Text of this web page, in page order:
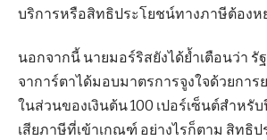
บริการหรือสิทธิประโยชน์ทางภาษีต้องห
นอกจากนี้ นายมอร์ริสยังได้ย้ำเตือนว่า รั
จาการ์ตาได้มอบมาตรการจูงใจด้วยการ
ในส่วนของเงินต้น 100 เปอร์เซ็นต์สำหรั
เสียภาษีที่เข้าเกณฑ์ อย่างไรก็ตาม สิทธิ